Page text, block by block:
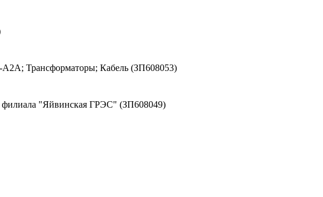
Трансформаторы; Кабель (ЗП608053)
филиала "Яйвинская ГРЭС" (ЗП608049)